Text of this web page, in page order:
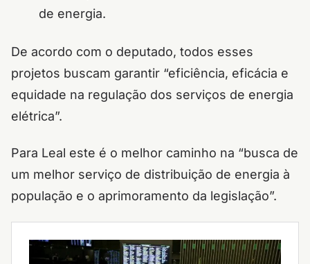
de energia.
De acordo com o deputado, todos esses
projetos buscam garantir “eficiência, eficácia e
equidade na regulação dos serviços de energia
elétrica”.
Para Leal este é o melhor caminho na “busca de
um melhor serviço de distribuição de energia à
população e o aprimoramento da legislação”.